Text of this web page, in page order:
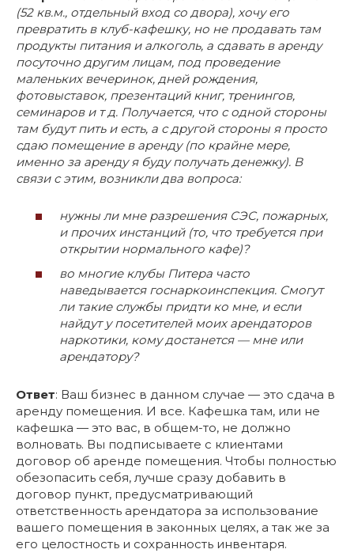
(52 кв.м., отдельный вход со двора), хочу его
превратить в клуб-кафешку, но не продавать там
продукты питания и алкоголь, а сдавать в аренду
посуточно другим лицам, под проведение
маленьких вечеринок, дней рождения,
фотовыставок, презентаций книг, тренингов,
семинаров и т д. Получается, что с одной стороны
там будут пить и есть, а с другой стороны я просто
сдаю помещение в аренду (по крайне мере,
именно за аренду я буду получать денежку). В
связи с этим, возникли два вопроса:
нужны ли мне разрешения СЭС, пожарных,
и прочих инстанций (то, что требуется при
открытии нормального кафе)?
во многие клубы Питера часто
наведывается госнаркоинспекция. Смогут
ли такие службы придти ко мне, и если
найдут у посетителей моих арендаторов
наркотики, кому достанется — мне или
арендатору?
Ответ: Ваш бизнес в данном случае — это сдача в
аренду помещения. И все. Кафешка там, или не
кафешка — это вас, в общем-то, не должно
волновать. Вы подписываете с клиентами
договор об аренде помещения. Чтобы полностью
обезопасить себя, лучше сразу добавить в
договор пункт, предусматривающий
ответственность арендатора за использование
вашего помещения в законных целях, а так же за
его целостность и сохранность инвентаря.